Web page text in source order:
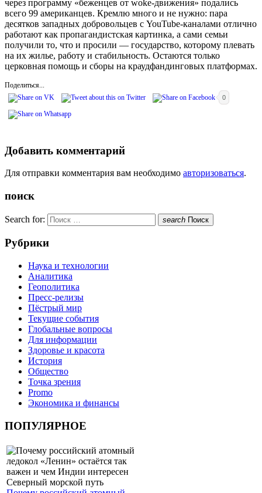
через программу «беженцев от woke-движения» подались
всего 99 американцев. Кремлю много и не нужно: пара
десятков западных добровольцев с YouTube-каналами отлично
работают как пропагандистская картинка, а сами семьи
получили то, что и просили — государство, которому плевать
на их жилье, работу и стабильность. Остаются только
церковная помощь и сборы на краудфандинговых платформах.
Поделиться...
0
Добавить комментарий
Для отправки комментария вам необходимо авторизоваться.
поиск
Search for: search Поиск
Рубрики
Наука и технологии
Аналитика
Геополитика
Пресс-релизы
Пёстрый мир
Текущие события
Глобальные вопросы
Для информации
Здоровье и красота
История
Общество
Точка зрения
Promo
Экономика и финансы
ПОПУЛЯРНОЕ